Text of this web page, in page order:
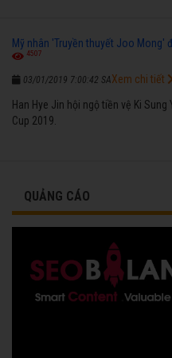
Mỹ nhân 'Truyền thuyết Joo Mong'
4507
03/01/2019 7:00:42 SA
Han Hye Jin hội ngộ tiền vệ Ki
Cup 2019.
Xem chi tiết
QUẢNG CÁO